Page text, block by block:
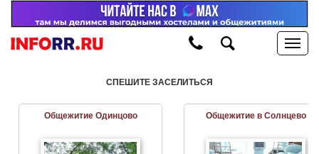
СПЕШИТЕ ЗАСЕЛИТЬСЯ
Общежитие Одинцово Общежитие в Солнцево